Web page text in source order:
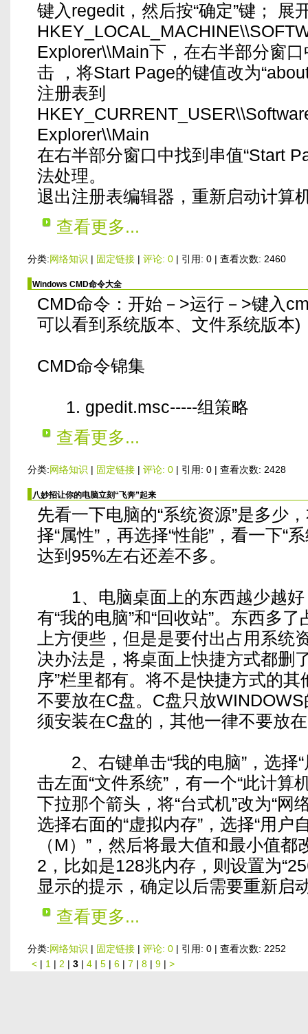
键入regedit，然后按“确定”键； 展
Explorer\\Main下，在右半部分窗口
击 ，将Start Page的键值改为
注册表到
Explorer\\Main
在右半部分窗口中找到串值“Start
法处理。
退出注册表编辑器，重新启动计算
查看更多...
分类:网络知识 | 固定链接| 评论: 0| 引用: 0 | 查看次数: 2460
Windows CMD命令大全
CMD命令：开始－>运行－>键入
可以看到系统版本、文件系统版本)
CMD命令锦集
1. gpedit.msc-----组策略
查看更多...
分类:网络知识 | 固定链接| 评论: 0| 引用: 0 | 查看次数: 2428
八妙招让你的电脑立刻“飞奔”起来
先看一下电脑的“系统资源”是多少
择“属性”，再选择“性能”，看一下“
达到95%左右还差不多。
1、电脑桌面上的东西越少越好
有“我的电脑”和“回收站”。东西多
上方便些，但是是要付出占用系统
决办法是，将桌面上快捷方式都删
序”栏里都有。将不是快捷方式的
不要放在C盘。C盘只放
须安装在C盘的，其他一律不要放
2、右键单击“我的电脑”，选择“
击左面“文件系统”，有一个“此计算
下拉那个箭头，将“台式机”改为“网
选择右面的“虚拟内存”，选择“用户
（M）”，然后将最大值和最小值
2，比如是128兆内存，则设置为
显示的提示，确定以后需要重新启
查看更多...
分类:网络知识 | 固定链接| 评论: 0| 引用: 0 | 查看次数: 2252
<| 1 | 2 | 3| 4| 5| 6| 7 | 8| 9| >